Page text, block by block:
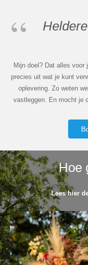
Mijn doel? Dat alles voor
precies uit wat je kunt
oplevering. Zo weten
vastleggen. En mocht je
Hoe
Lees hier